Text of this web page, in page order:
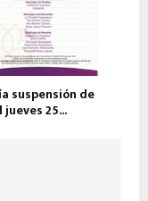
suspensión de
jueves 25...